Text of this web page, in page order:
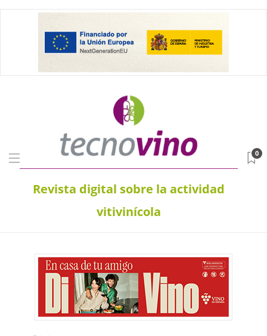
Revista digital sobre la actividad
vitivinícola
0